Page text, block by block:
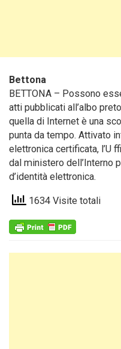
Bettona
BETTONA – Possono
atti pubblicati all’albo
quella di Internet è una
punta da tempo. Attivato
elettronica certificata, l’U
dal ministero dell’Interno
d’identità elettronica.
1634 Visite totali